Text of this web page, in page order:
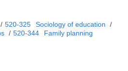
/ 520-325 Sociology of education
/
/ 520-344 Family planning